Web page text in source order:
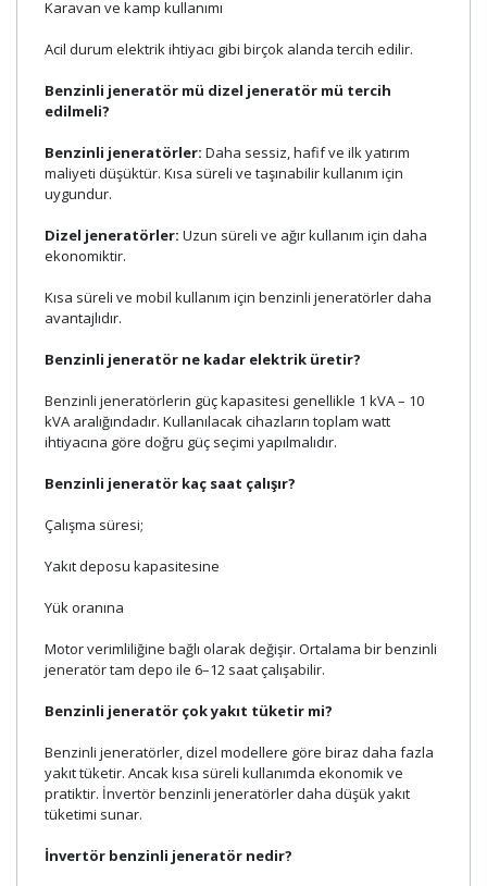
Karavan ve kamp kullanımı
Acil durum elektrik ihtiyacı gibi birçok alanda tercih edilir.
Benzinli jeneratör mü dizel jeneratör mü tercih
edilmeli?
Benzinli jeneratörler: Daha sessiz, hafif ve ilk yatırım
maliyeti düşüktür. Kısa süreli ve taşınabilir kullanım için
uygundur.
Dizel jeneratörler: Uzun süreli ve ağır kullanım için daha
ekonomiktir.
Kısa süreli ve mobil kullanım için benzinli jeneratörler daha
avantajlıdır.
Benzinli jeneratör ne kadar elektrik üretir?
Benzinli jeneratörlerin güç kapasitesi genellikle 1 kVA – 10
kVA aralığındadır. Kullanılacak cihazların toplam watt
ihtiyacına göre doğru güç seçimi yapılmalıdır.
Benzinli jeneratör kaç saat çalışır?
Çalışma süresi;
Yakıt deposu kapasitesine
Yük oranına
Motor verimliliğine bağlı olarak değişir. Ortalama bir benzinli
jeneratör tam depo ile 6–12 saat çalışabilir.
Benzinli jeneratör çok yakıt tüketir mi?
Benzinli jeneratörler, dizel modellere göre biraz daha fazla
yakıt tüketir. Ancak kısa süreli kullanımda ekonomik ve
pratiktir. İnvertör benzinli jeneratörler daha düşük yakıt
tüketimi sunar.
İnvertör benzinli jeneratör nedir?